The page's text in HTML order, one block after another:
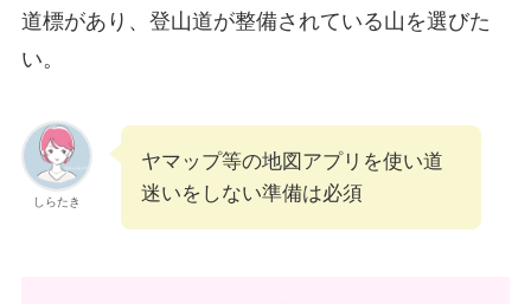
道標があり、登山道が整備されている山を選びた
い。
しらたき
ヤマップ等の地図アプリを使い道
迷いをしない準備は必須